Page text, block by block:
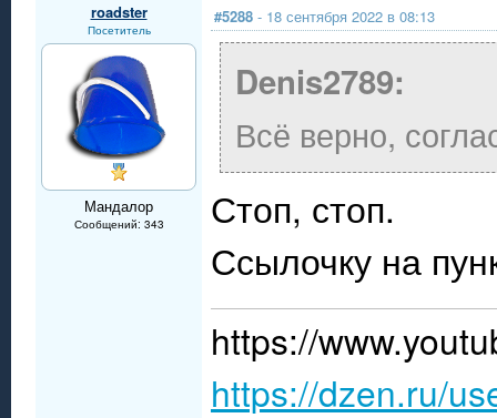
roadster
Посетитель
Мандалор
Сообщений: 343
#5288 - 18 сентября 2022 в 08:13
Denis2789:
Всё верно,
Стоп, стоп.
Ссылочку на
https://
https://dzen.ru/